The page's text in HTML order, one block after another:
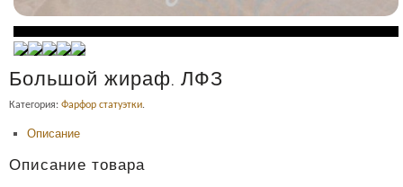
Большой жираф. ЛФЗ
Категория: Фарфор статуэтки.
Описание
Описание товара